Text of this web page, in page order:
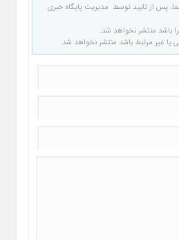
پس از تایید توسط مدیریت پایگاه خبری
باشد منتشر نخواهد شد.
یا غیر مرتبط باشد منتشر نخواهد شد.